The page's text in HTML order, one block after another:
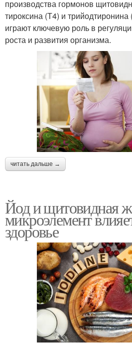
производства гормонов
тироксина (Т4) и
играют ключевую роль в
роста и развития организма.
читать дальше →
Йод и щитовидная
микроэлемент
здоровье